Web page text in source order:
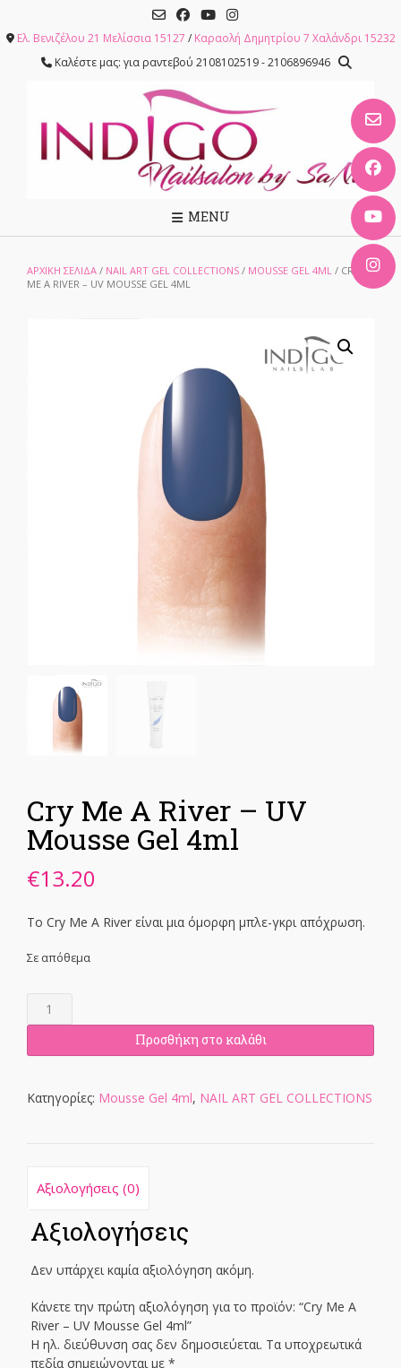
content
Ελ. Βενιζέλου 21 Μελίσσια 15127 / Καραολή Δημητρίου 7 Χαλάνδρι 15232
Καλέστε μας: για ραντεβού 2108102519 - 2106896946
MENU
ΑΡΧΙΚΉ ΣΕΛΊΔΑ / NAIL ART GEL COLLECTIONS / MOUSSE GEL 4ML / CRY
ME A RIVER – UV MOUSSE GEL 4ML
Cry Me A River – UV
Mousse Gel 4ml
€13.20
Το Cry Me A River είναι μια όμορφη μπλε-γκρι απόχρωση.
Σε απόθεμα
River
UV
Προσθήκη στο καλάθι
Κατηγορίες: Mousse Gel 4ml, NAIL ART GEL COLLECTIONS
Αξιολογήσεις (0)
Αξιολογήσεις
Δεν υπάρχει καμία αξιολόγηση ακόμη.
Κάνετε την πρώτη αξιολόγηση για το προϊόν: “Cry Me A
River – UV Mousse Gel 4ml”
Η ηλ. διεύθυνση σας δεν δημοσιεύεται. Τα υποχρεωτικά
πεδία σημειώνονται με *